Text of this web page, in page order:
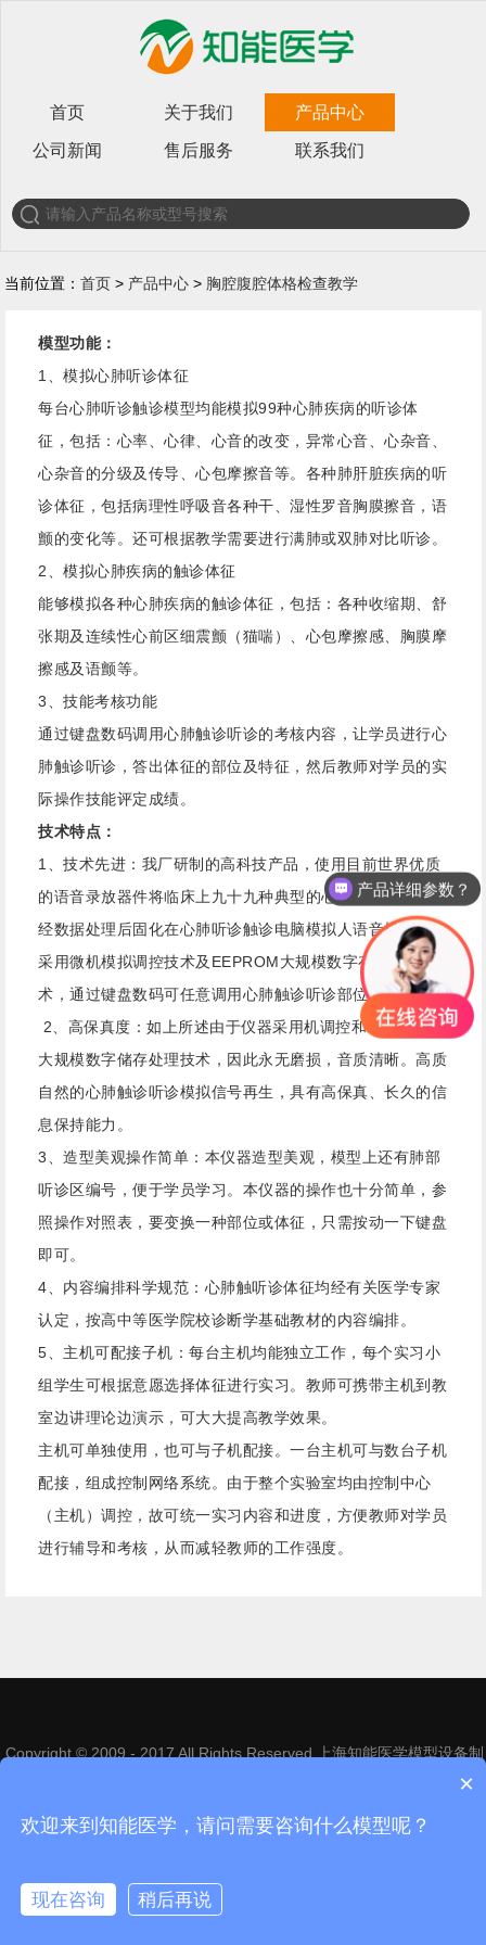
首页 关于我们 产品中心
公司新闻 售后服务 联系我们
当前位置：首页 > 产品中心 > 胸腔腹腔体格检查教学
模型功能：
1、模拟心肺听诊体征
每台心肺听诊触诊模型均能模拟99种心肺疾病的听诊体
征，包括：心率、心律、心音的改变，异常心音、心杂音、
心杂音的分级及传导、心包摩擦音等。各种肺肝脏疾病的听
诊体征，包括病理性呼吸音各种干、湿性罗音胸膜擦音，语
颤的变化等。还可根据教学需要进行满肺或双肺对比听诊。
2、模拟心肺疾病的触诊体征
能够模拟各种心肺疾病的触诊体征，包括：各种收缩期、舒
张期及连续性心前区细震颤（猫喘）、心包摩擦感、胸膜摩
擦感及语颤等。
3、技能考核功能
通过键盘数码调用心肺触诊听诊的考核内容，让学员进行心
肺触诊听诊，答出体征的部位及特征，然后教师对学员的实
际操作技能评定成绩。
技术特点：
1、技术先进：我厂研制的高科技产品，使用目前世界优质
的语音录放器件将临床上九十九种典型的心肺触诊听诊体征
经数据处理后固化在心肺听诊触诊电脑模拟人语音模块中。
采用微机模拟调控技术及EEPROM大规模数字存储处理技
术，通过键盘数码可任意调用心肺触诊听诊部位和体征。
2、高保真度：如上所述由于仪器采用机调控和EEPROM
大规模数字储存处理技术，因此永无磨损，音质清晰。高质
自然的心肺触诊听诊模拟信号再生，具有高保真、长久的信
息保持能力。
3、造型美观操作简单：本仪器造型美观，模型上还有肺部
听诊区编号，便于学员学习。本仪器的操作也十分简单，参
照操作对照表，要变换一种部位或体征，只需按动一下键盘
即可。
4、内容编排科学规范：心肺触听诊体征均经有关医学专家
认定，按高中等医学院校诊断学基础教材的内容编排。
5、主机可配接子机：每台主机均能独立工作，每个实习小
组学生可根据意愿选择体征进行实习。教师可携带主机到教
室边讲理论边演示，可大大提高教学效果。
主机可单独使用，也可与子机配接。一台主机可与数台子机
配接，组成控制网络系统。由于整个实验室均由控制中心
（主机）调控，故可统一实习内容和进度，方便教师对学员
进行辅导和考核，从而减轻教师的工作强度。
Copyright © 2009 - 2017 All Rights Reserved 上海知能医学模型设备制
产品详细参数？
×
欢迎来到知能医学，请问需要咨询什么模型呢？
现在咨询
稍后再说
在线咨询